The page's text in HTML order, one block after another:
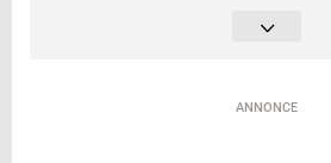
Sammen har de fire drenge.
ANNONCE